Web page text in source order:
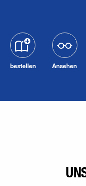
bestellen Ansehen